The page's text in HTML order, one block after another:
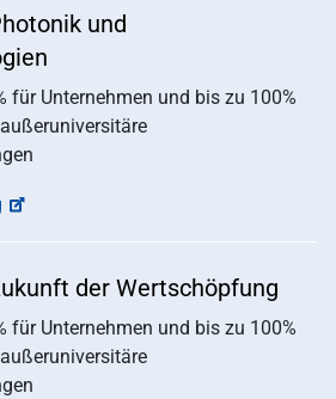
und
für Unternehmen und bis zu 100%
der Wertschöpfung
für Unternehmen und bis zu 100%